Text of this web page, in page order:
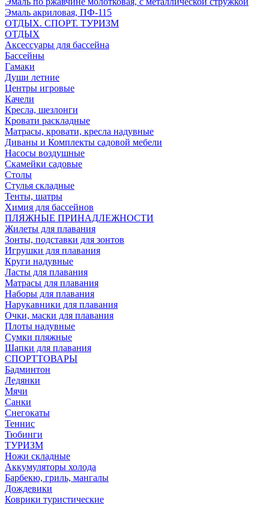
Эмаль акриловая, ПФ-115
ОТДЫХ. СПОРТ. ТУРИЗМ
ОТДЫХ
Аксессуары для бассейна
Бассейны
Гамаки
Души летние
Центры игровые
Качели
Кресла, шезлонги
Кровати раскладные
Матрасы, кровати, кресла надувные
Диваны и Комплекты садовой мебели
Насосы воздушные
Скамейки садовые
Столы
Стулья складные
Тенты, шатры
Химия для бассейнов
ПЛЯЖНЫЕ ПРИНАДЛЕЖНОСТИ
Жилеты для плавания
Зонты, подставки для зонтов
Игрушки для плавания
Круги надувные
Ласты для плавания
Матрасы для плавания
Наборы для плавания
Нарукавники для плавания
Очки, маски для плавания
Плоты надувные
Сумки пляжные
Шапки для плавания
СПОРТТОВАРЫ
Бадминтон
Ледянки
Мячи
Санки
Снегокаты
Теннис
Тюбинги
ТУРИЗМ
Ножи складные
Аккумуляторы холода
Барбекю, гриль, мангалы
Дождевики
Коврики туристические